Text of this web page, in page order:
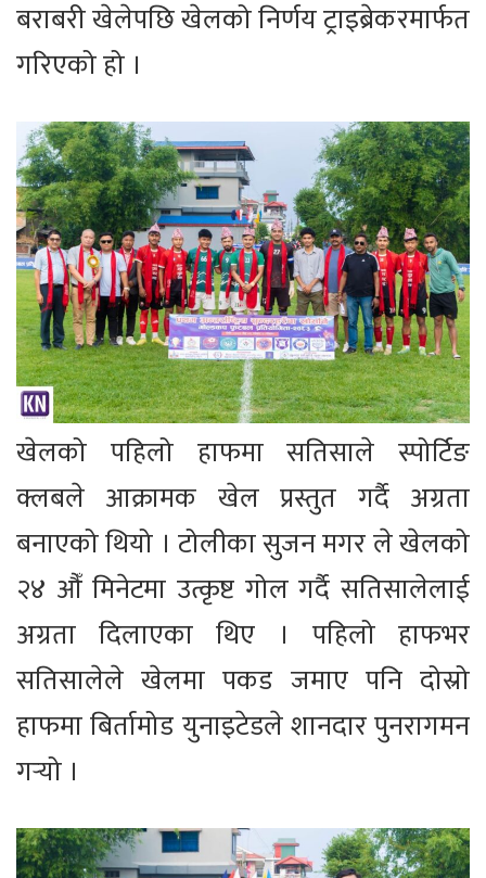
बराबरी खेलेपछि खेलको निर्णय ट्राइब्रेकरमार्फत
गरिएको हो ।
खेलको पहिलो हाफमा सतिसाले स्पोर्टिङ
क्लबले आक्रामक खेल प्रस्तुत गर्दै अग्रता
बनाएको थियो । टोलीका सुजन मगर ले खेलको
२४ औँ मिनेटमा उत्कृष्ट गोल गर्दै सतिसालेलाई
अग्रता दिलाएका थिए । पहिलो हाफभर
सतिसालेले खेलमा पकड जमाए पनि दोस्रो
हाफमा बिर्तामोड युनाइटेडले शानदार पुनरागमन
गर्‍यो ।